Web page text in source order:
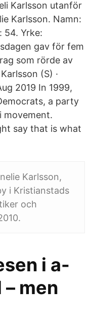
Karlsson utanför
Karlsson. Namn:
54. Yrke:
gav för fem
som rörde av
(S) ·
2019 In 1999,
a party
movement.
say that is what
Karlsson,
i Kristianstads
och
i a-
men